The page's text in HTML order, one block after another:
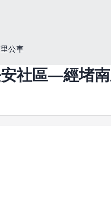
公車
社區—經堵